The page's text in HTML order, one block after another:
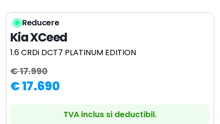
Reducere
Kia XCeed
1.6 CRDi DCT7 PLATINUM EDITION
€ 17.990
€ 17.690
TVA inclus si deductibil.